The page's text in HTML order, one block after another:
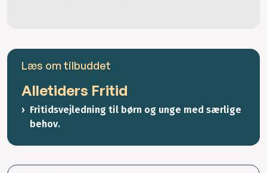
Læs om tilbuddet
Alletiders Fritid
Fritidsvejledning til børn og unge med særlige
behov.